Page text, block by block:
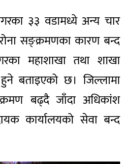
३३ वडामध्ये अन्य चार
सङ्क्रमणका कारण बन्द
महाशाखा तथा शाखा
बताइएको छ। जिल्लामा
बढ्दै जाँदा अधिकांश
कार्यालयको सेवा बन्द